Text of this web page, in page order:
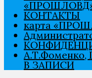
КОНТАКТЫ
карта
А.Т.Фоменко,
В ЗАПИСИ